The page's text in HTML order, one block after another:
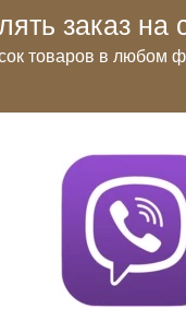
заказ на
товаров в любом